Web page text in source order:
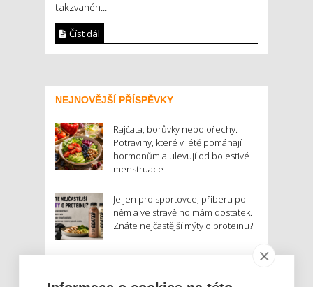
takzvanéh...
Číst dál
NEJNOVĚJŠÍ PŘÍSPĚVKY
Rajčata, borůvky nebo ořechy.
Potraviny, které v létě pomáhají
hormonům a ulevují od bolestivé
menstruace
Je jen pro sportovce, přiberu po
něm a ve stravě ho mám dostatek.
Znáte nejčastější mýty o proteinu?